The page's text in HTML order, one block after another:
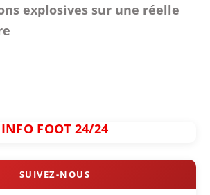
explosives sur une réelle
INFO FOOT 24/24